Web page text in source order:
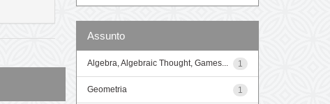
Assunto
1
Algebra, Algebraic Thought, Games...
1
Geometria